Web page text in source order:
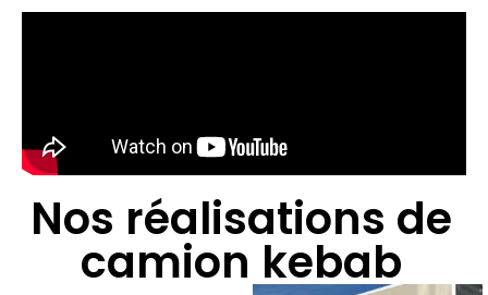
Nos réalisations de
camion kebab